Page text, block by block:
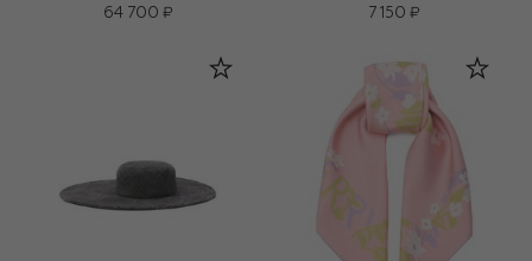
64 700 ₽
7 150 ₽